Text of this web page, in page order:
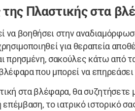
της Πλαστικής στα
βοηθήσει στην
για θεραπεία
πρησμένη, σακούλες κάτω από
που μπορεί να
στα βλέφαρα, θα συζητήσετε
επέμβαση, το ιατρικό ιστορικό